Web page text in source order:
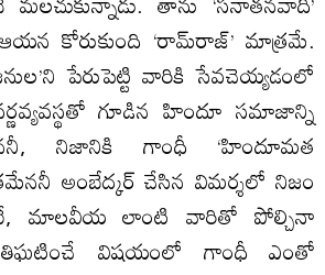
ఆయన కోరుకుంది ‘రామ్‌రాజ్‌’ మాత్రమే.
పేరుపెట్టి వారికి సేవచెయ్యడంలో
గూడిన హిందూ సమాజాన్ని
నిజానికి గాంధీ ‘హిందూమత
అంబేద్కర్‌ చేసిన విమర్శలో నిజం
మాలవీయ లాంటి వారితో పోల్చినా
విషయంలో గాంధీ ఎంతో